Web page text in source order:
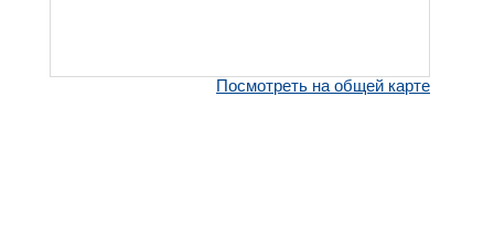
Посмотреть на общей карте